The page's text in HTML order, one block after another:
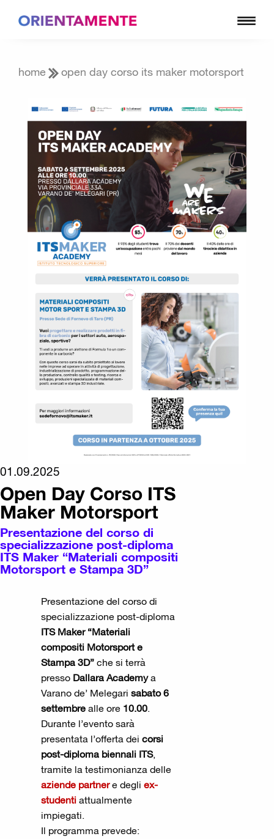
home open day corso its maker motorsport
01.09.2025
Open Day Corso ITS
Maker Motorsport
Presentazione del corso di
specializzazione post-diploma
ITS Maker “Materiali compositi
Motorsport e Stampa 3D”
Presentazione del corso di
specializzazione post-diploma
ITS Maker “Materiali
compositi Motorsport e
Stampa 3D”che si terrà
presso Dallara Academya
Varano de’ Melegarisabato 6
settembrealle ore 10.00.
Durante l’evento sarà
presentata l’offerta deicorsi
post-diploma biennali ITS,
tramite la testimonianza delle
aziende partner e degliex-
studenti attualmente
impiegati.
Il programma prevede: